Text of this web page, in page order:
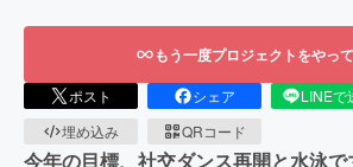
もう一度プロジェクトをやっ
ポスト シェア LINEで
埋め込み
QRコード
今年の目標、社交ダンス再開と水泳